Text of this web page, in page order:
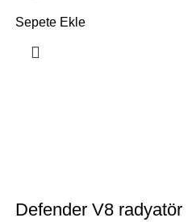
Sepete Ekle
Defender V8 radyatör